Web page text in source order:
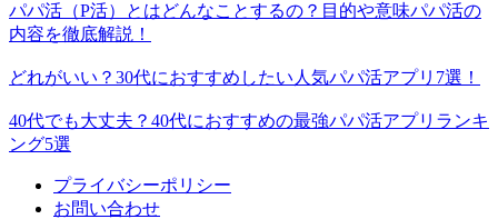
パパ活（P活）とはどんなことするの？目的や意味パパ活の
内容を徹底解説！
どれがいい？30代におすすめしたい人気パパ活アプリ7選！
40代でも大丈夫？40代におすすめの最強パパ活アプリランキ
ング5選
プライバシーポリシー
お問い合わせ